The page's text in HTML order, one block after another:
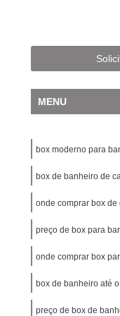
ABC
Box de
para Banheiro
Banheiro São
Box para
Vidro
Cobertura de
Residencial
de Vidro Santo
de Vidro São
MENU
box moderno para
box de banheiro de
onde comprar box
preço de box para
onde comprar box
box de banheiro até
preço de box de